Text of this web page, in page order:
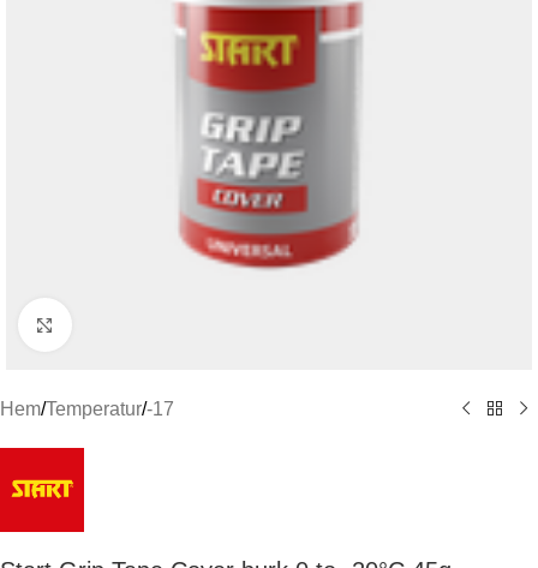
Hem/Temperatur/-17